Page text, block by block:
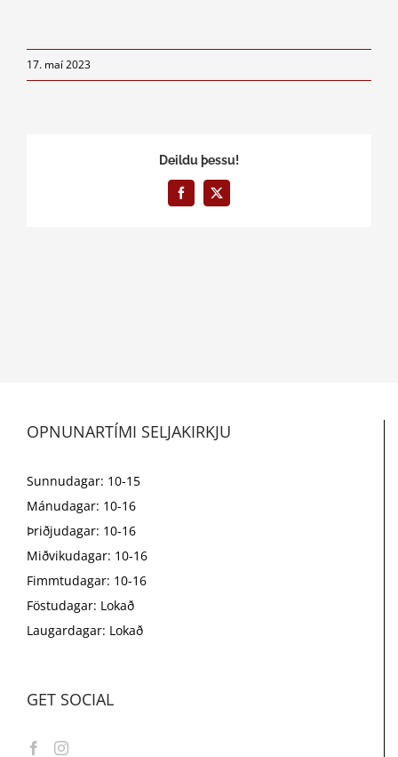
17. maí 2023
Deildu þessu!
Facebook
X
OPNUNARTÍMI SELJAKIRKJU
Sunnudagar: 10-15
Mánudagar: 10-16
Þriðjudagar: 10-16
Miðvikudagar: 10-16
Fimmtudagar: 10-16
Föstudagar: Lokað
Laugardagar: Lokað
GET SOCIAL